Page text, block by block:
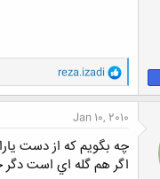
و
ا
ک
ش
ه
ا
:
reza.izadi
Jan 10, 2010
چه بگويم كه از دست
اگر هم گله اي است